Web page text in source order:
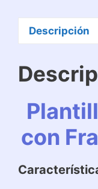
Descripción
con